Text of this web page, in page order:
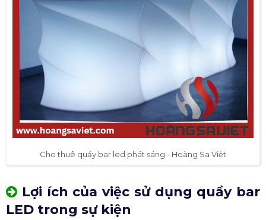
Cho thuê quầy bar led phát sáng - Hoàng Sa Việt
Lợi ích của việc sử dụng quầy bar
LED trong sự kiện